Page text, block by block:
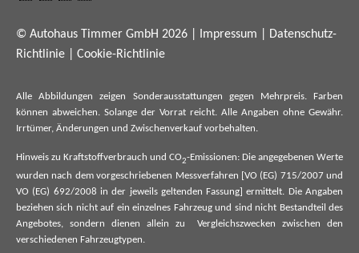
© Autohaus Timmer GmbH 2026 | Impressum
Datenschutz-
Richtlinie
Cookie-Richtlinie
Alle Abbildungen zeigen Sonderausstattungen gegen Mehrpreis. Farben
können abweichen. Solange der Vorrat reicht. Alle Angaben ohne Gewähr.
Irrtümer, Änderungen und Zwischenverkauf vorbehalten.
Hinweis zu Kraftstoffverbrauch und CO2-Emissionen: Die angegebenen Werte
wurden nach dem vorgeschriebenen Messverfahren [VO (EG) 715/2007 und
VO (EG) 692/2008 in der jeweils geltenden Fassung] ermittelt. Die Angaben
beziehen sich nicht auf ein einzelnes Fahrzeug und sind nicht Bestandteil des
Angebotes, sondern dienen allein zu Vergleichszwecken zwischen den
verschiedenen Fahrzeugtypen.